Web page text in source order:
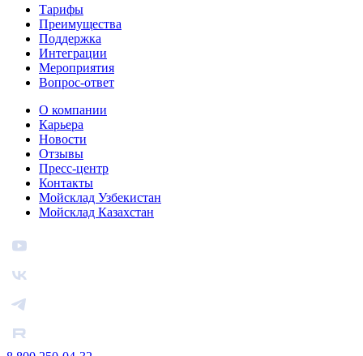
Тарифы
Преимущества
Поддержка
Интеграции
Мероприятия
Вопрос-ответ
О компании
Карьера
Новости
Отзывы
Пресс-центр
Контакты
Мойсклад Узбекистан
Мойсклад Казахстан